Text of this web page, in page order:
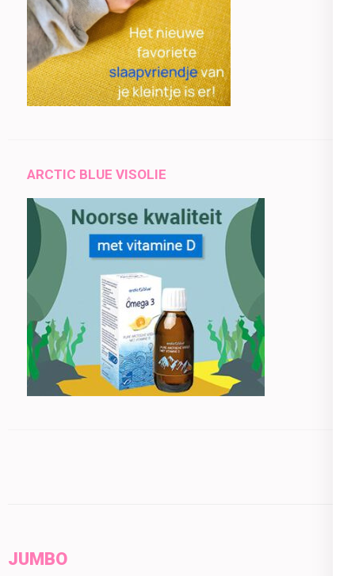
ARCTIC BLUE VISOLIE
JUMBO